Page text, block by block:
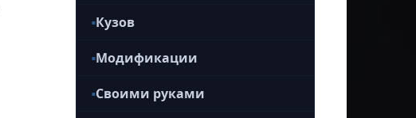
Кузов
Модификации
Своими руками